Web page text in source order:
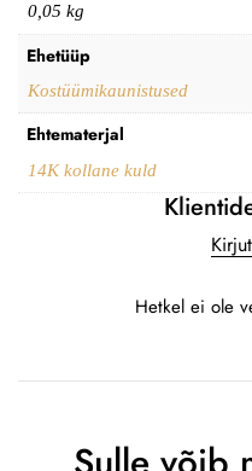
0,05 kg
Ehetüüp
Kostüümikaunistused
Ehtematerjal
14K kollane kuld
Hetkel ei ole